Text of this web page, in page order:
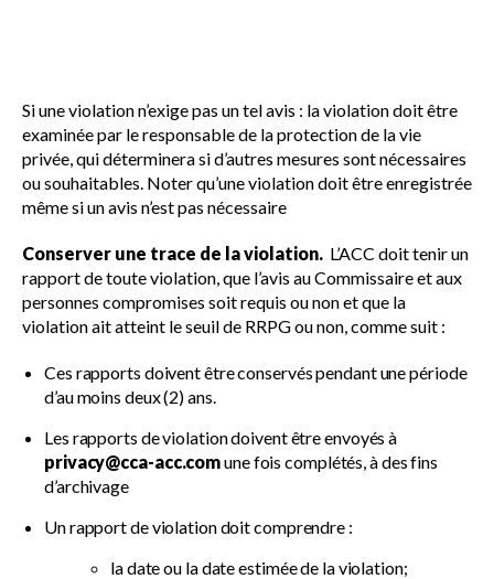
Si une violation n’exige pas un tel avis : la violation doit être
examinée par le responsable de la protection de la vie
privée, qui déterminera si d’autres mesures sont nécessaires
ou souhaitables. Noter qu’une violation doit être enregistrée
même si un avis n’est pas nécessaire
Conserver une trace de la violation. L’ACC doit tenir un
rapport de toute violation, que l’avis au Commissaire et aux
personnes compromises soit requis ou non et que la
violation ait atteint le seuil de RRPG ou non, comme suit :
Ces rapports doivent être conservés pendant une période
d’au moins deux (2) ans.
Les rapports de violation doivent être envoyés à
privacy@cca-acc.comune fois complétés, à des fins
d’archivage
Un rapport de violation doit comprendre :
la date ou la date estimée de la violation;